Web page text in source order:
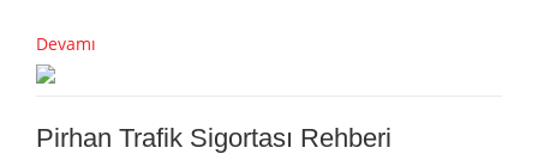
Devamı
Pirhan Trafik Sigortası Rehberi